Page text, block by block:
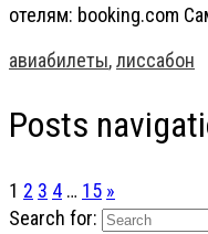
отелям: booking.com
авиабилеты,лиссабон
Posts
1 2 3 4 … 15 »
Search for: